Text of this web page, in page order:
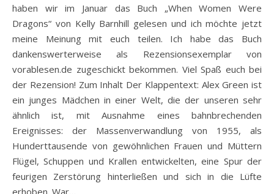
haben wir im Januar das Buch „When Women Were
Dragons“ von Kelly Barnhill gelesen und ich möchte jetzt
meine Meinung mit euch teilen. Ich habe das Buch
dankenswerterweise als Rezensionsexemplar von
vorablesen.de zugeschickt bekommen. Viel Spaß euch bei
der Rezension! Zum Inhalt Der Klappentext: Alex Green ist
ein junges Mädchen in einer Welt, die der unseren sehr
ähnlich ist, mit Ausnahme eines bahnbrechenden
Ereignisses: der Massenverwandlung von 1955, als
Hunderttausende von gewöhnlichen Frauen und Müttern
Flügel, Schuppen und Krallen entwickelten, eine Spur der
feurigen Zerstörung hinterließen und sich in die Lüfte
erhoben. War…